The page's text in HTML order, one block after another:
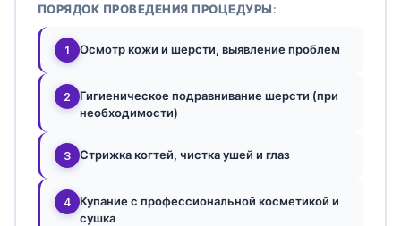
ПОРЯДОК ПРОВЕДЕНИЯ ПРОЦЕДУРЫ:
1 Осмотр кожи и шерсти, выявление проблем
2
Гигиеническое подравнивание шерсти (при
необходимости)
3 Стрижка когтей, чистка ушей и глаз
4
Купание с профессиональной косметикой и
сушка